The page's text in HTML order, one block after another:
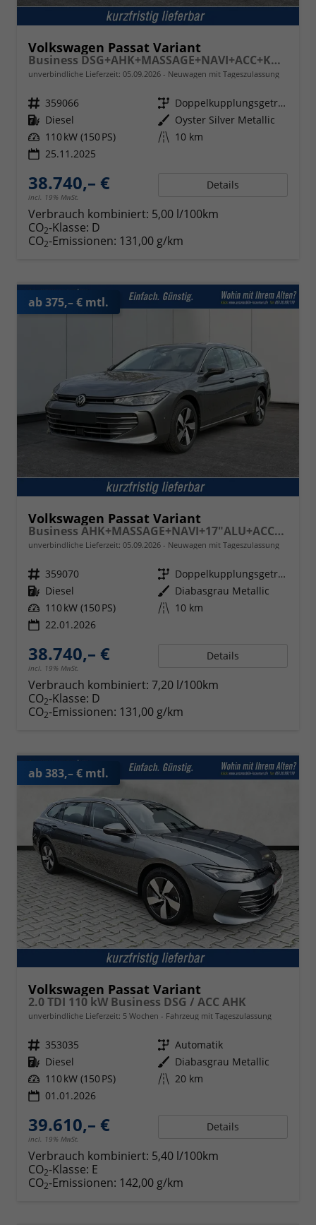
Volkswagen Passat Variant
Business DSG+AHK+MASSAGE+NAVI+ACC+KAMERA+LED+17" ALU
unverbindliche Lieferzeit: 05.09.2026 Neuwagen mit Tageszulassung
Fahrzeugnr. 359066 Getriebe
Doppelkupplungsgetriebe (DSG)
Kraftstoff Diesel Außenfarbe Oyster Silver Metallic
Leistung 110 kW (150 PS) Kilometerstand 10 km
25.11.2025
38.740,– €
incl. 19% MwSt.
Details
Verbrauch kombiniert: 5,00 l/100km
CO2-Klasse: D
CO2-Emissionen: 131,00 g/km
ab 375,– € mtl.
Volkswagen Passat Variant
Business AHK+MASSAGE+NAVI+17"ALU+ACC+KAMERA+LED
unverbindliche Lieferzeit: 05.09.2026 Neuwagen mit Tageszulassung
Fahrzeugnr. 359070 Getriebe
Doppelkupplungsgetriebe (DSG)
Kraftstoff Diesel Außenfarbe Diabasgrau Metallic
Leistung 110 kW (150 PS) Kilometerstand 10 km
22.01.2026
38.740,– €
incl. 19% MwSt.
Details
Verbrauch kombiniert: 7,20 l/100km
CO2-Klasse: D
CO2-Emissionen: 131,00 g/km
ab 383,– € mtl.
Volkswagen Passat Variant
2.0 TDI 110 kW Business DSG / ACC AHK
unverbindliche Lieferzeit: 5 Wochen Fahrzeug mit Tageszulassung
Fahrzeugnr. 353035 Getriebe Automatik
Kraftstoff Diesel Außenfarbe Diabasgrau Metallic
Leistung 110 kW (150 PS) Kilometerstand 20 km
01.01.2026
39.610,– €
incl. 19% MwSt.
Details
Verbrauch kombiniert: 5,40 l/100km
CO2-Klasse: E
CO2-Emissionen: 142,00 g/km